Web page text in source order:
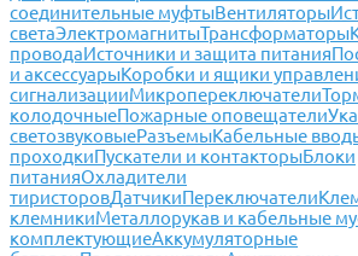
соединительные муфтыВентиляторы
светаЭлектромагнитыТрансформаторы
проводаИсточники и защита питания
и аксессуарыКоробки и ящики
сигнализацииМикропереключатели
колодочныеПожарные оповещатели
светозвуковыеРазъемыКабельные
проходкиПускатели и контакторыБлоки
питанияОхладители
тиристоровДатчикиПереключатели
клемникиМеталлорукав и кабельные
комплектующиеАккумуляторные